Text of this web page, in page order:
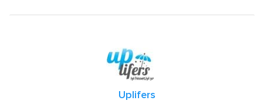
Uplifers